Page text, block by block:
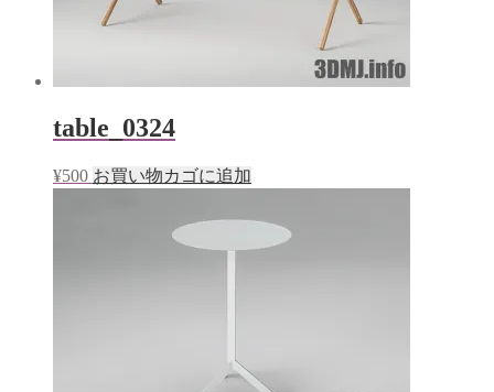
table_0324
¥500 お買い物カゴに追加